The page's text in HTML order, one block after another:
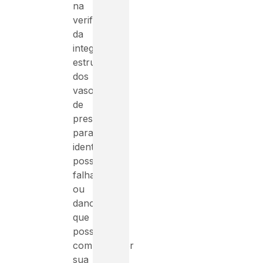
na
verificação
da
integridade
estrutural
dos
vasos
de
pressão,
para
identificar
possíveis
falhas
ou
danos
que
possam
comprometer
sua